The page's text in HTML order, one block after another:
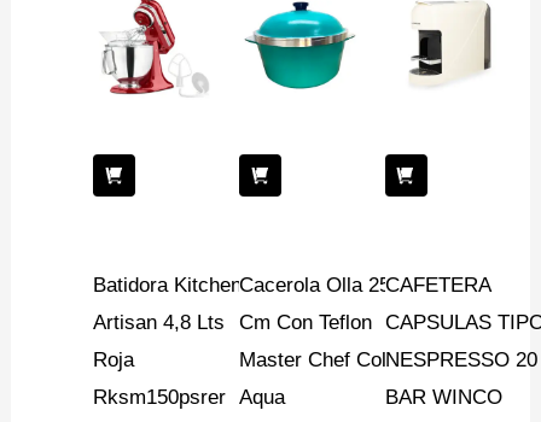
Batidora Kitchenaid
Artisan 4,8 Lts
Roja
Rksm150psrer
Cacerola Olla 25
Cm Con Teflon
Master Chef Color
Aqua
CAFETERA
CAPSULAS
NESPRESSO 20
BAR WINCO